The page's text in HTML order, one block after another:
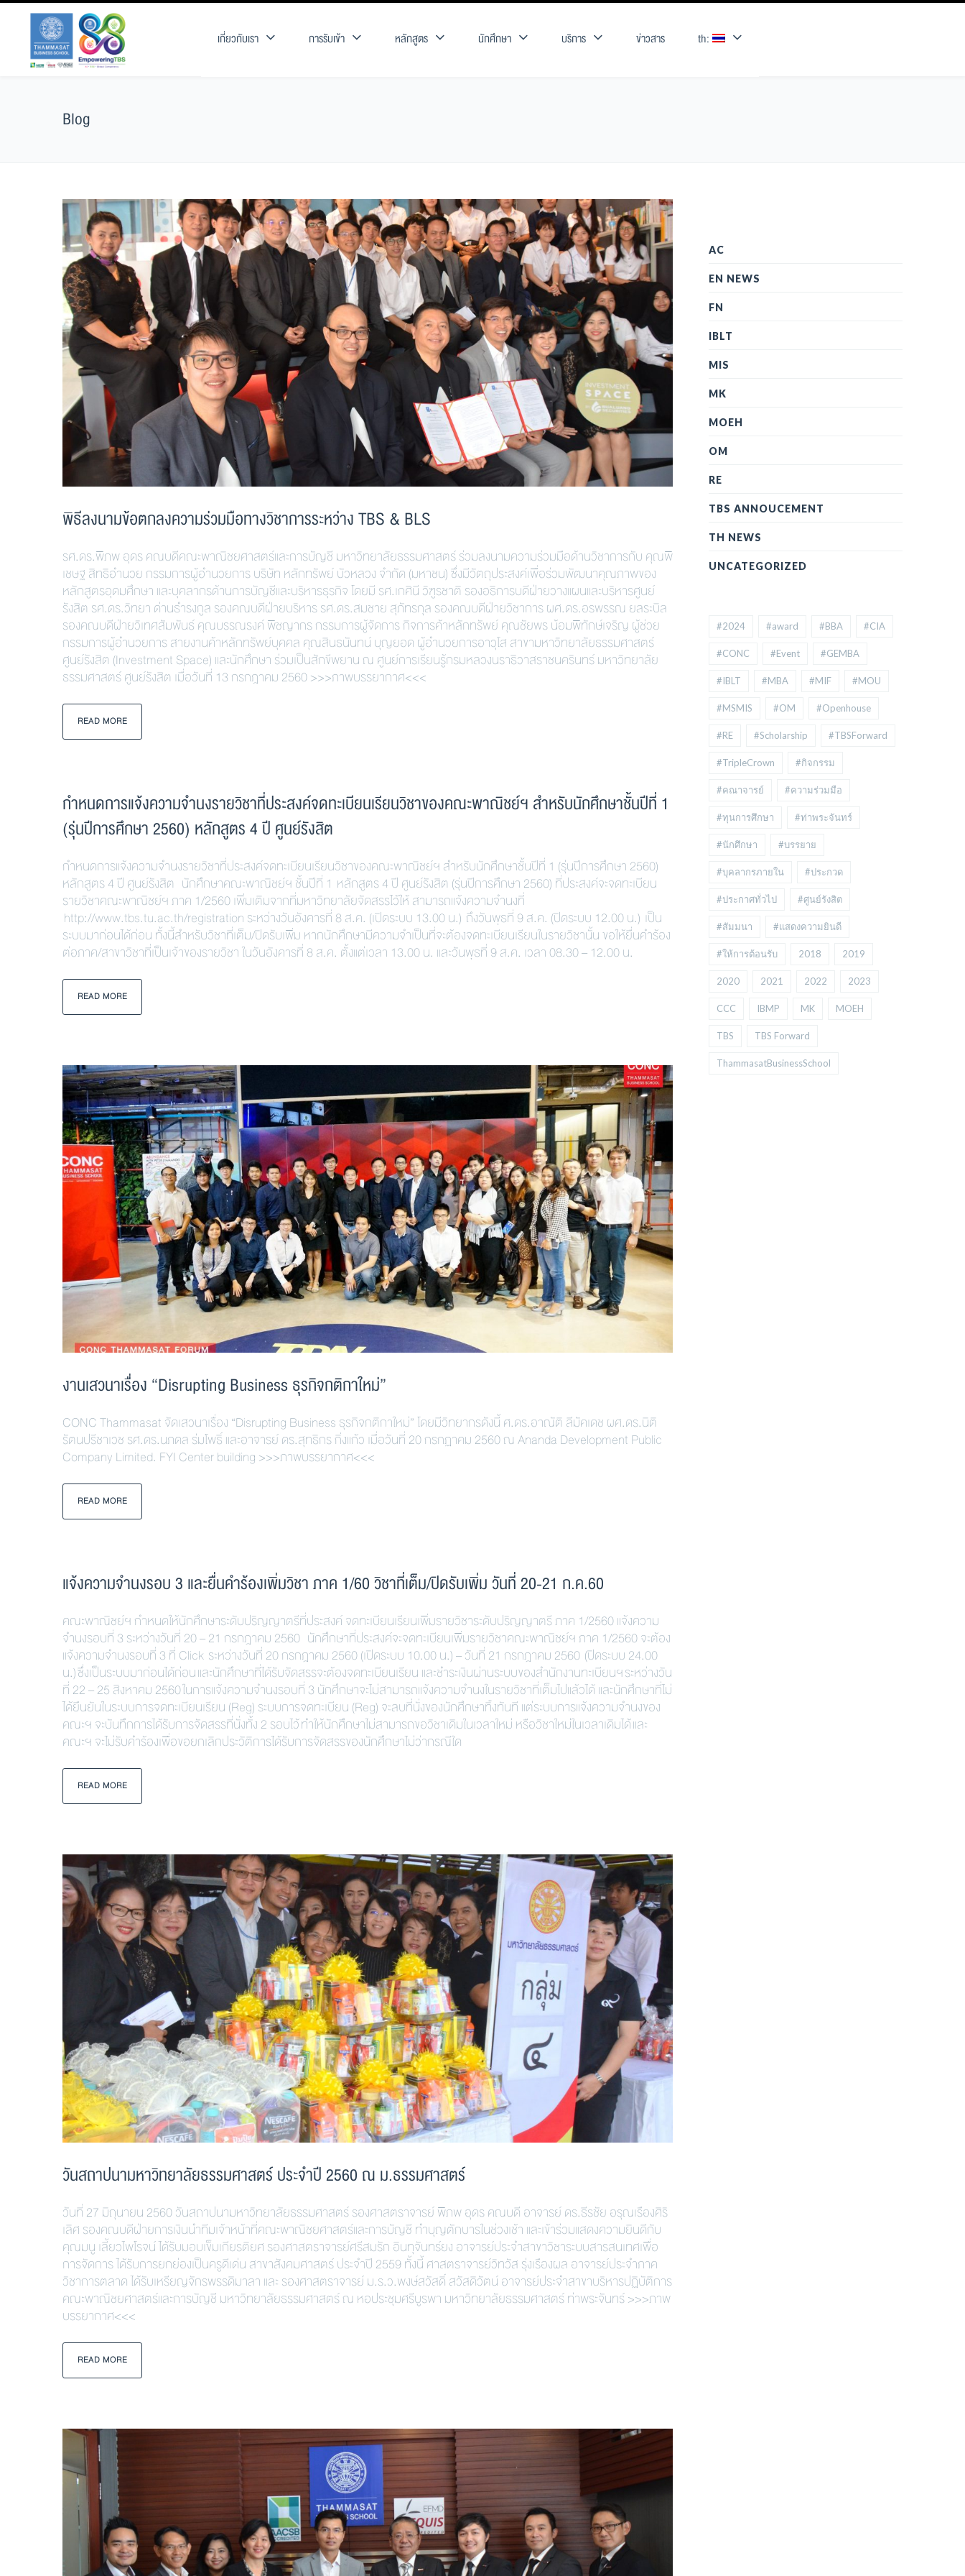
เกี่ยวกับเรา การรับเข้า หลักสูตร นักศึกษา บริการ ข่าวสาร th:
Blog
พิธีลงนามข้อตกลงความร่วมมือทางวิชาการระหว่าง TBS & BLS
รศ.ดร.พิภพ อุดร คณบดีคณะพาณิชยศาสตร์และการบัญชี มหาวิทยาลัยธรรมศาสตร์ ร่วมลงนามความร่วมมือด้านวิชาการกับ คุณพิ
เชษฐ สิทธิอำนวย กรรมการผู้อำนวยการ บริษัท หลักทรัพย์ บัวหลวง จำกัด (มหาชน) ซึ่งมีวัตถุประสงค์เพื่อร่วมพัฒนาคุณภาพของ
หลักสูตรอุดมศึกษา และบุคลากรด้านการบัญชีและบริหารธุรกิจ โดยมี รศ.เกศินี วิฑูรชาติ รองอธิการบดีฝ่ายวางแผนและบริหารศูนย์
รังสิต รศ.ดร.วิทยา ด่านธำรงกูล รองคณบดีฝ่ายบริหาร รศ.ดร.สมชาย สุภัทรกุล รองคณบดีฝ่ายวิชาการ ผศ.ดร.อรพรรณ ยลระบิล
รองคณบดีฝ่ายวิเทศสัมพันธ์ คุณบรรณรงค์ พิชญากร กรรมการผู้จัดการ กิจการค้าหลักทรัพย์ คุณชัยพร น้อมพิทักษ์เจริญ ผู้ช่วย
กรรมการผู้อำนวยการ สายงานค้าหลักทรัพย์บุคคล คุณสินธนันทน์ บุญยอด ผู้อำนวยการอาวุโส สาขามหาวิทยาลัยธรรมศาสตร์
ศูนย์รังสิต (Investment Space) และนักศึกษา ร่วมเป็นสักขีพยาน ณ ศูนย์การเรียนรู้กรมหลวงนราธิวาสราชนครินทร์ มหาวิทยาลัย
ธรรมศาสตร์ ศูนย์รังสิต เมื่อวันที่ 13 กรกฎาคม 2560 >>>ภาพบรรยากาศ<<<
READ MORE
กำหนดการแจ้งความจำนงรายวิชาที่ประสงค์จดทะเบียนเรียนวิชาของคณะพาณิชย์ฯ สำหรับนักศึกษาชั้นปีที่ 1
(รุ่นปีการศึกษา 2560) หลักสูตร 4 ปี ศูนย์รังสิต
กำหนดการแจ้งความจำนงรายวิชาที่ประสงค์จดทะเบียนเรียนวิชาของคณะพาณิชย์ฯ สำหรับนักศึกษาชั้นปีที่ 1 (รุ่นปีการศึกษา 2560)
หลักสูตร 4 ปี ศูนย์รังสิต นักศึกษาคณะพาณิชย์ฯ ชั้นปีที่ 1 หลักสูตร 4 ปี ศูนย์รังสิต (รุ่นปีการศึกษา 2560) ที่ประสงค์จะจดทะเบียน
รายวิชาคณะพาณิชย์ฯ ภาค 1/2560 เพิ่มเติมจากที่มหาวิทยาลัยจัดสรรไว้ให้ สามารถแจ้งความจำนงที่
http://www.tbs.tu.ac.th/registration ระหว่างวันอังคารที่ 8 ส.ค. (เปิดระบบ 13.00 น.) ถึงวันพุธที่ 9 ส.ค. (ปิดระบบ 12.00 น.) เป็น
ระบบมาก่อนได้ก่อน ทั้งนี้สำหรับวิชาที่เต็ม/ปิดรับเพิ่ม หากนักศึกษามีความจำเป็นที่จะต้องจดทะเบียนเรียนในรายวิชานั้น ขอให้ยื่นคำร้อง
ต่อภาค/สาขาวิชาที่เป็นเจ้าของรายวิชา ในวันอังคารที่ 8 ส.ค. ตั้งแต่เวลา 13.00 น. และวันพุธที่ 9 ส.ค. เวลา 08.30 – 12.00 น.
READ MORE
งานเสวนาเรื่อง “Disrupting Business ธุรกิจกติกาใหม่”
CONC Thammasat จัดเสวนาเรื่อง “Disrupting Business ธุรกิจกติกาใหม่” โดยมีวิทยากรดังนี้ ศ.ดร.อาณัติ ลีมัคเดช ผศ.ดร.นิติ
รัตนปรีชาเวช รศ.ดร.นภดล ร่มโพธิ์ และอาจารย์ ดร.สุทธิกร กิ่งแก้ว เมื่อวันที่ 20 กรกฏาคม 2560 ณ Ananda Development Public
Company Limited. FYI Center building >>>ภาพบรรยากาศ<<<
READ MORE
แจ้งความจำนงรอบ 3 และยื่นคำร้องเพิ่มวิชา ภาค 1/60 วิชาที่เต็ม/ปิดรับเพิ่ม วันที่ 20-21 ก.ค.60
คณะพาณิชย์ฯ กำหนดให้นักศึกษาระดับปริญญาตรีที่ประสงค์ จดทะเบียนเรียนเพิ่มรายวิชาระดับปริญญาตรี ภาค 1/2560 แจ้งความ
จำนงรอบที่ 3 ระหว่างวันที่ 20 – 21 กรกฎาคม 2560 นักศึกษาที่ประสงค์จะจดทะเบียนเพิ่มรายวิชาคณะพาณิชย์ฯ ภาค 1/2560 จะต้อง
แจ้งความจำนงรอบที่ 3 ที่ Click ระหว่างวันที่ 20 กรกฎาคม 2560 (เปิดระบบ 10.00 น.) – วันที่ 21 กรกฎาคม 2560 (ปิดระบบ 24.00
น.) ซึ่งเป็นระบบมาก่อนได้ก่อน และนักศึกษาที่ได้รับจัดสรรจะต้องจดทะเบียนเรียน และชำระเงินผ่านระบบของสำนักงานทะเบียนฯ ระหว่างวัน
ที่ 22 – 25 สิงหาคม 2560 ในการแจ้งความจำนงรอบที่ 3 นักศึกษาจะไม่สามารถแจ้งความจำนงในรายวิชาที่เต็มไปแล้วได้ และนักศึกษาที่ไม่
ได้ยืนยันในระบบการจดทะเบียนเรียน (Reg) ระบบการจดทะเบียน (Reg) จะลบที่นั่งของนักศึกษาทิ้งทันที แต่ระบบการแจ้งความจำนงของ
คณะฯ จะบันทึกการได้รับการจัดสรรที่นั่งทั้ง 2 รอบไว้ ทำให้นักศึกษาไม่สามารถขอวิชาเดิมในเวลาใหม่ หรือวิชาใหม่ในเวลาเดิมได้ และ
คณะฯ จะไม่รับคำร้องเพื่อขอยกเลิกประวัติการได้รับการจัดสรรของนักศึกษาไม่ว่ากรณีใด
READ MORE
วันสถาปนามหาวิทยาลัยธรรมศาสตร์ ประจำปี 2560 ณ ม.ธรรมศาสตร์
วันที่ 27 มิถุนายน 2560 วันสถาปนามหาวิทยาลัยธรรมศาสตร์ รองศาสตราจารย์ พิภพ อุดร คณบดี อาจารย์ ดร.ธีรชัย อรุณเรืองศิริ
เลิศ รองคณบดีฝ่ายการเงินนำทีมเจ้าหน้าที่คณะพาณิชยศาสตร์และการบัญชี ทำบุญตักบารในช่วงเช้า และเข้าร่วมแสดงความยินดีกับ
คุณมนู เลี้ยวไพโรจน์ ได้รับมอบเข็มเกียรติยศ รองศาสตราจารย์ศรีสมรัก อินทุจันทร์ยง อาจารย์ประจำสาขาวิชาระบบสารสนเทศเพื่อ
การจัดการ ได้รับการยกย่องเป็นครูดีเด่น สาขาสังคมศาสตร์ ประจำปี 2559 ทั้งนี้ ศาสตราจารย์วิทวัส รุ่งเรืองผล อาจารย์ประจำภาค
วิชาการตลาด ได้รับเหรียญจักรพรรดิมาลา และ รองศาสตราจารย์ ม.ร.ว.พงษ์สวัสดิ์ สวัสดิวัตน์ อาจารย์ประจำสาขาบริหารปฏิบัติการ
คณะพาณิชยศาสตร์และการบัญชี มหาวิทยาลัยธรรมศาสตร์ ณ หอประชุมศรีบูรพา มหาวิทยาลัยธรรมศาสตร์ ท่าพระจันทร์ >>>ภาพ
บรรยากาศ<<<
READ MORE
AC
EN NEWS
FN
IBLT
MIS
MK
MOEH
OM
RE
TBS ANNOUCEMENT
TH NEWS
UNCATEGORIZED
#2024 #award #BBA #CIA
#CONC #Event #GEMBA
#IBLT #MBA #MIF #MOU
#MSMIS #OM #Openhouse
#RE #Scholarship #TBSForward
#TripleCrown #กิจกรรม
#คณาจารย์ #ความร่วมมือ
#ทุนการศึกษา #ท่าพระจันทร์
#นักศึกษา #บรรยาย
#บุคลากรภายใน #ประกวด
#ประกาศทั่วไป #ศูนย์รังสิต
#สัมมนา #แสดงความยินดี
#ให้การต้อนรับ 2018 2019
2020 2021 2022 2023
CCC IBMP MK MOEH
TBS TBS Forward
ThammasatBusinessSchool